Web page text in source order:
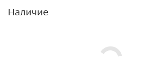
Наличие